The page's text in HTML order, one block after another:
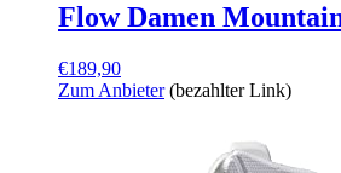
Flow Damen
€189,90
Zum Anbieter (bezahlter Link)